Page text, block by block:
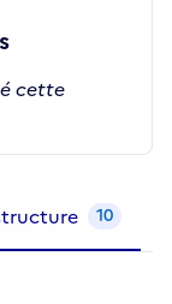
cette
10